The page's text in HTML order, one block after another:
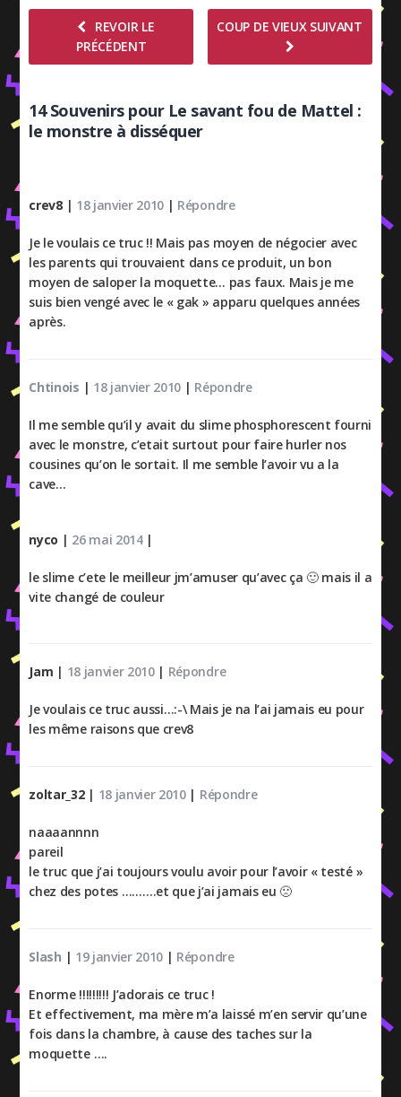
REVOIR LE
PRÉCÉDENT
COUP DE VIEUX SUIVANT
14 Souvenirs pour Le savant fou de Mattel :
le monstre à disséquer
crev8 | 18 janvier 2010 | Répondre
Je le voulais ce truc !! Mais pas moyen de négocier avec
les parents qui trouvaient dans ce produit, un bon
moyen de saloper la moquette… pas faux. Mais je me
suis bien vengé avec le « gak » apparu quelques années
après.
Chtinois | 18 janvier 2010 | Répondre
Il me semble qu’il y avait du slime phosphorescent fourni
avec le monstre, c’etait surtout pour faire hurler nos
cousines qu’on le sortait. Il me semble l’avoir vu a la
cave…
nyco | 26 mai 2014|
le slime c’ete le meilleur jm’amuser qu’avec ça 🙂 mais il a
vite changé de couleur
Jam | 18 janvier 2010| Répondre
Je voulais ce truc aussi…:-\ Mais je na l’ai jamais eu pour
les même raisons que crev8
zoltar_32 | 18 janvier 2010| Répondre
naaaannnn
pareil
le truc que j’ai toujours voulu avoir pour l’avoir « testé »
chez des potes ……….et que j’ai jamais eu 🙁
Slash | 19 janvier 2010 | Répondre
Enorme !!!!!!!!! J’adorais ce truc !
Et effectivement, ma mère m’a laissé m’en servir qu’une
fois dans la chambre, à cause des taches sur la
moquette ….